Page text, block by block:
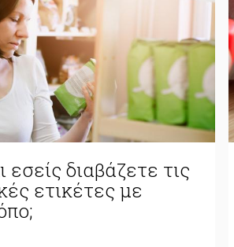
διαβάζετε τις
ετικέτες με